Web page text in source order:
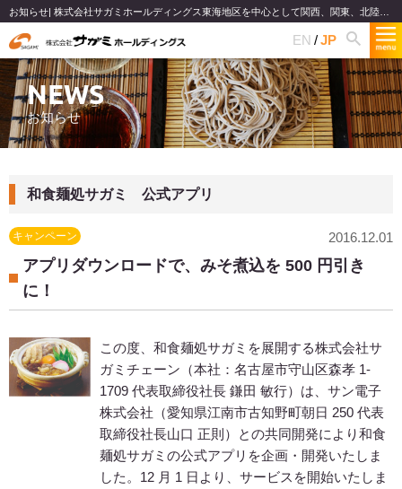
EN JP
NEWS
お知らせ
和食麺処サガミ 公式アプリ
キャンペーン 2016.12.01
アプリダウンロードで、みそ煮込を 500 円引き
に！
この度、和食麺処サガミを展開する株式会社サ
ガミチェーン（本社：名古屋市守山区森孝 1-
1709 代表取締役社長 鎌田 敏行）は、サン電子
株式会社（愛知県江南市古知野町朝日 250 代表
取締役社長山口 正則）との共同開発により和食
麺処サガミの公式アプリを企画・開発いたしま
した。12 月 1 日より、サービスを開始いたしま